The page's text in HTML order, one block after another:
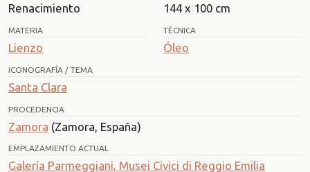
Renacimiento 144 x 100 cm
MATERIA
Lienzo
TÉCNICA
Óleo
ICONOGRAFÍA / TEMA
Santa Clara
PROCEDENCIA
Zamora (Zamora, España)
EMPLAZAMIENTO ACTUAL
Galería Parmeggiani, Musei Civici di Reggio Emilia